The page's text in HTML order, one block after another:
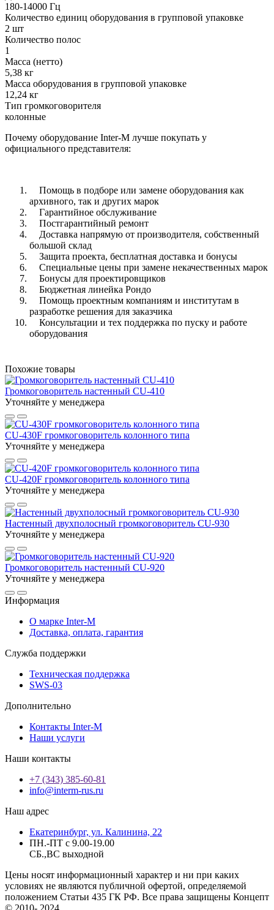
180-14000 Гц
Количество единиц оборудования в групповой упаковке
2 шт
Количество полос
1
Масса (нетто)
5,38 кг
Масса оборудования в групповой упаковке
12,24 кг
Тип громкоговорителя
колонные
Почему оборудование Inter-M лучше покупать у
официального представителя:
Помощь в подборе или замене оборудования как
архивного, так и других марок
Гарантийное обслуживание
Постгарантийный ремонт
Доставка напрямую от производителя, собственный
большой склад
Защита проекта, бесплатная доставка и бонусы
Специальные цены при замене некачественных марок
Бонусы для проектировщиков
Бюджетная линейка Рондо
Помощь проектным компаниям и институтам в
разработке решения для заказчика
Консультации и тех поддержка по пуску и работе
оборудования
Похожие товары
Громкоговоритель настенный CU-410
Уточняйте у менеджера
CU-430F громкоговоритель колонного типа
Уточняйте у менеджера
CU-420F громкоговоритель колонного типа
Уточняйте у менеджера
Настенный двухполосный громкоговоритель CU-930
Уточняйте у менеджера
Громкоговоритель настенный CU-920
Уточняйте у менеджера
Информация
О марке Inter-M
Доставка, оплата, гарантия
Служба поддержки
Техническая поддержка
SWS-03
Дополнительно
Контакты Inter-M
Наши услуги
Наши контакты
+7 (343) 385-60-81
info@interm-rus.ru
Наш адрес
Екатеринбург, ул. Калинина, 22
ПН.-ПТ с 9.00-19.00
СБ.,ВС выходной
Цены носят информационный характер и ни при каких
условиях не являются публичной офертой, определяемой
положением Статьи 435 ГК РФ. Все права защищены Концепт
© 2010- 2024.